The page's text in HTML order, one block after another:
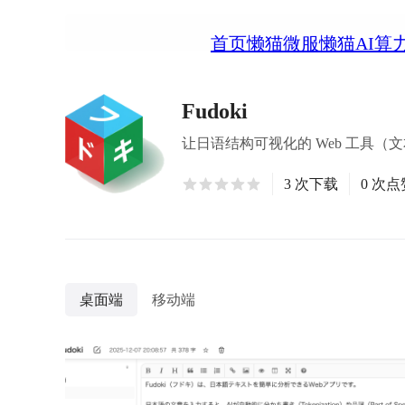
首页懒猫微服懒猫AI算
Fudoki
让日语结构可视化的 Web 工具（
3 次下载 0 次点
桌面端 移动端